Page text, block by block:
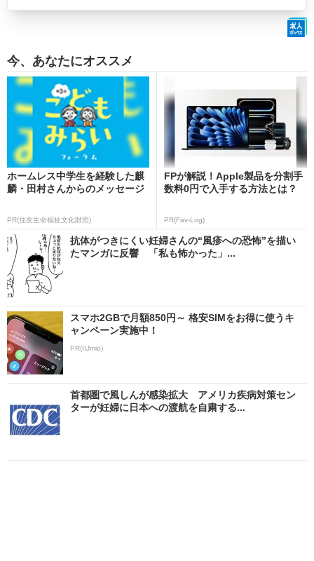
今、あなたにオススメ
ホームレス中学生を経験した麒
麟・田村さんからのメッセージ
PR(住友生命福祉文化財団)
FPが解説！Apple製品を分割手
数料0円で入手する方法とは？
PR(Fav-Log)
抗体がつきにくい妊婦さんの“風疹への恐怖”を描い
たマンガに反響 「私も怖かった」...
スマホ2GBで月額850円～ 格安SIMをお得に使うキ
ャンペーン実施中！
PR(IIJmio)
首都圏で風しんが感染拡大 アメリカ疾病対策セン
ターが妊婦に日本への渡航を自粛する...